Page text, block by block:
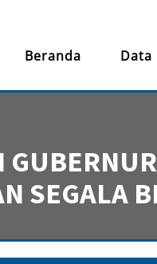
Beranda Data
SEGALA